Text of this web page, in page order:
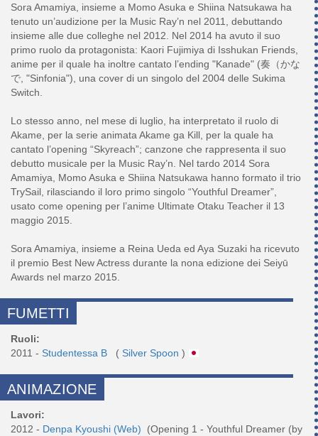
Sora Amamiya, insieme a Momo Asuka e Shiina Natsukawa ha
tenuto un’audizione per la Music Ray’n nel 2011, debuttando
insieme alle due colleghe nel 2012. Nel 2014 ha avuto il suo
primo ruolo da protagonista: Kaori Fujimiya di Isshukan Friends,
anime per il quale ha inoltre cantato l’ending "Kanade" (奏（かな
で, "Sinfonia"), una cover di un singolo del 2004 delle Sukima
Switch.
Lo stesso anno, nel mese di luglio, ha interpretato il ruolo di
Akame, per la serie animata Akame ga Kill, per la quale ha
cantato l’opening “Skyreach”; canzone che rappresenta il suo
debutto musicale per la Music Ray’n. Nel tardo 2014 Sora
Amamiya, Momo Asuka e Shiina Natsukawa hanno formato il trio
TrySail, rilasciando il loro primo singolo “Youthful Dreamer”,
usato come opening per l’anime Ultimate Otaku Teacher il 13
maggio 2015.
Sora Amamiya, insieme a Reina Ueda ed Aya Suzaki ha ricevuto
il premio Best New Actress durante la nona edizione dei Seiyū
FUMETTI
Ruoli:
2011 - Studentessa B ( Silver Spoon )
ANIMAZIONE
Lavori:
2012 - Denpa Kyoushi (Web)
(Opening 1 - Youthful Dreamer (by